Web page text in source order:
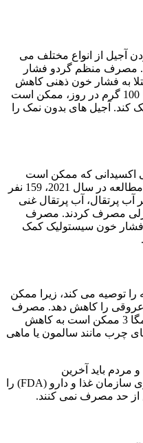
آجیل از انواع مختلف می
مصرف منظم گردو فشار
به فشار خون ذهنی کاهش
می دهد. مصرف متوسط ​​آجیل، 55 تا 100 گرم در روز، ممکن است
آجیل های بدون نمک را
اکسیدانی که ممکن است
برای سلامت قلب مفید باشد. در یک مطالعه در سال 2021، 159 نفر
روزانه 500 میلی لیتر آب پرتقال، آب پرتقال غنی
مصرف کردند. مصرف
فشار خون سیستولیک کمک
را توصیه می کند، زیرا ممکن
عروقی را کاهش دهد. مصرف
روزانه حدود 3 گرم اسیدهای چرب امگا 3 ممکن است به کاهش
چرب مانند سالمون یا ماهی
مردم باید آخرین
دستورالعمل های سازمان غذا و داروی سازمان غذا و دارو (FDA) را
از حد مصرف نمی کنند.